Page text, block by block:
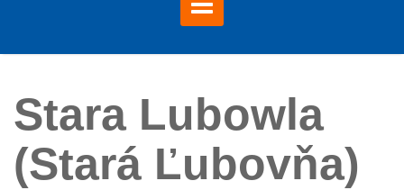
Stara Lubowla (Stará Ľubovňa)
Stara Lubowla
(Stará Ľubovňa)